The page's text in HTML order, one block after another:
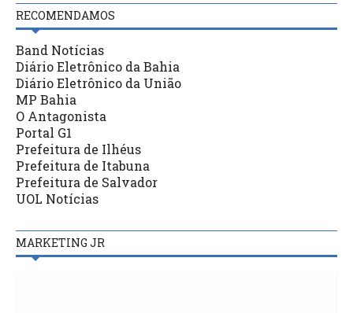
RECOMENDAMOS
Band Notícias
Diário Eletrônico da Bahia
Diário Eletrônico da União
MP Bahia
O Antagonista
Portal G1
Prefeitura de Ilhéus
Prefeitura de Itabuna
Prefeitura de Salvador
UOL Notícias
MARKETING JR